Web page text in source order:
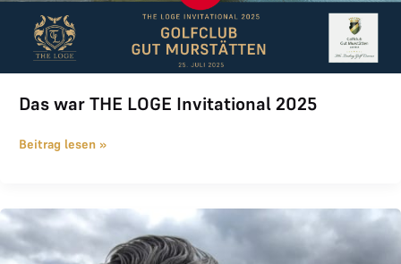
Das war THE LOGE Invitational 2025
Beitrag lesen »
Jahresrückblick 2024